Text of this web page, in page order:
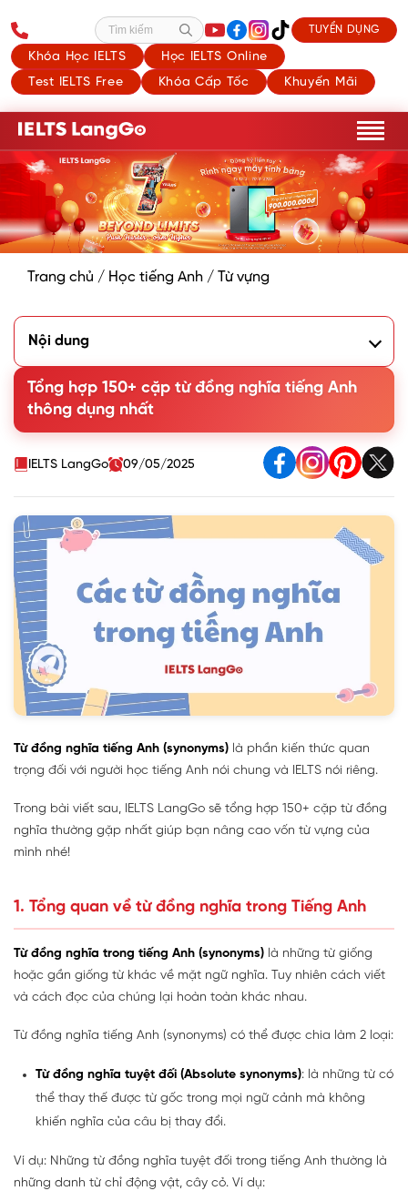
Khóa Học IELTS
Học IELTS Online
Test IELTS Free
Khóa Cấp Tốc Khuyến Mãi
Tìm kiếm TUYỂN DỤNG
Trang chủ / Học tiếng Anh / Từ vựng
Nội dung
2. 150+ cặp từ đồng nghĩa Tiếng Anh thông dụng nhất
3. 3 Websites tra từ đồng nghĩa Tiếng Anh nhanh nhất
Tổng hợp 150+ cặp từ đồng nghĩa tiếng Anh
thông dụng nhất
IELTS LangGo 09/05/2025
Từ đồng nghĩa tiếng Anh (synonyms) là phần kiến thức quan
trọng đối với người học tiếng Anh nói chung và IELTS nói riêng.
Trong bài viết sau, IELTS LangGo sẽ tổng hợp 150+ cặp từ đồng
nghĩa thường gặp nhất giúp bạn nâng cao vốn từ vựng của
mình nhé!
1. Tổng quan về từ đồng nghĩa trong Tiếng Anh
Từ đồng nghĩa trong tiếng Anh (synonyms) là những từ giống
hoặc gần giống từ khác về mặt ngữ nghĩa. Tuy nhiên cách viết
và cách đọc của chúng lại hoàn toàn khác nhau.
Từ đồng nghĩa tiếng Anh (synonyms) có thể được chia làm 2 loại:
Từ đồng nghĩa tuyệt đối (Absolute synonyms): là những từ có
thể thay thế được từ gốc trong mọi ngữ cảnh mà không
khiến nghĩa của câu bị thay đổi.
Ví dụ: Những từ đồng nghĩa tuyệt đối trong tiếng Anh thường là
những danh từ chỉ động vật, cây cỏ. Ví dụ: